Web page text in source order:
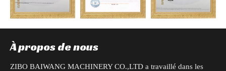
À propos de nous
ZIBO BAIWANG MACHINERY CO.,LTD a travaillé dans les